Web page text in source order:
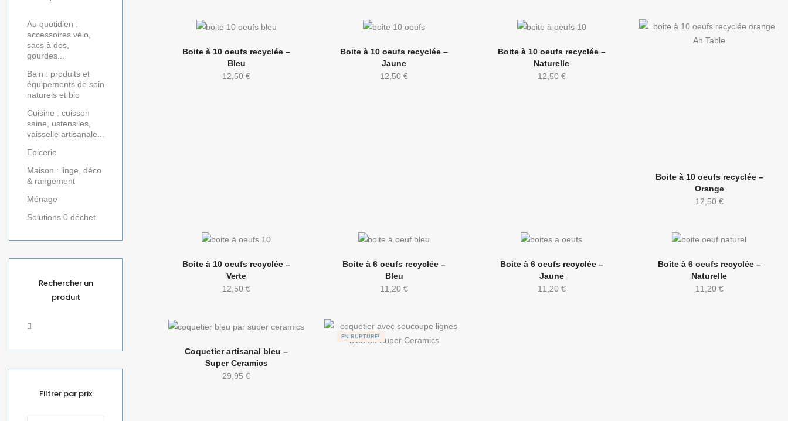
Boite à 10 oeufs recyclée –
Bleu
12,50€
Boite à 10 oeufs recyclée –
Jaune
12,50€
Boite à 10 oeufs recyclée –
Naturelle
12,50 €
Boite à 10 oeufs recyclée –
Orange
12,50 €
Boite à 10 oeufs recyclée –
Verte
12,50€
Boite à 6 oeufs recyclée –
Bleu
11,20€
Boite à 6 oeufs recyclée –
Jaune
11,20 €
Boite à 6 oeufs recyclée –
Naturelle
11,20 €
Coquetier artisanal bleu –
Super Ceramics
29,95€
EN RUPTURE!
Au quotidien :
accessoires vélo,
sacs à dos,
gourdes...
Bain : produits et
équipements de soin
naturels et bio
Cuisine : cuisson
saine, ustensiles,
vaisselle artisanale...
Epicerie
Maison : linge, déco
& rangement
Ménage
Solutions 0 déchet
Rechercher un
produit
Filtrer par prix